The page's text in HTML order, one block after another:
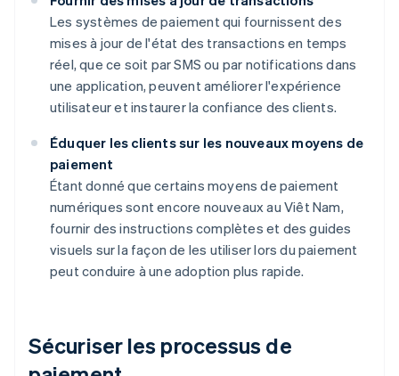
Les systèmes de paiement qui fournissent des
mises à jour de l'état des transactions en temps
réel, que ce soit par SMS ou par notifications dans
une application, peuvent améliorer l'expérience
utilisateur et instaurer la confiance des clients.
Éduquer les clients sur les nouveaux moyens de
paiement
Étant donné que certains moyens de paiement
numériques sont encore nouveaux au Viêt Nam,
fournir des instructions complètes et des guides
visuels sur la façon de les utiliser lors du paiement
peut conduire à une adoption plus rapide.
Sécuriser les processus de